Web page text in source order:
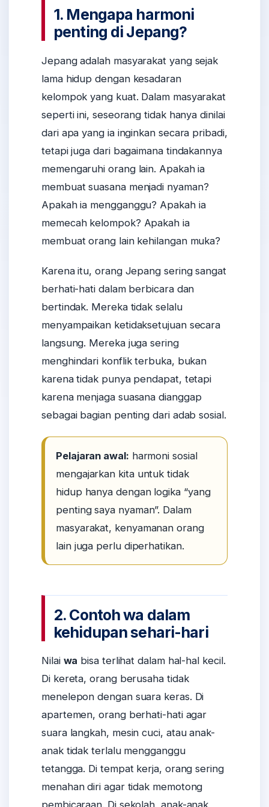
1. Mengapa harmoni
penting di Jepang?
Jepang adalah masyarakat yang sejak
lama hidup dengan kesadaran
kelompok yang kuat. Dalam masyarakat
seperti ini, seseorang tidak hanya dinilai
dari apa yang ia inginkan secara pribadi,
tetapi juga dari bagaimana tindakannya
memengaruhi orang lain. Apakah ia
membuat suasana menjadi nyaman?
Apakah ia mengganggu? Apakah ia
memecah kelompok? Apakah ia
membuat orang lain kehilangan muka?
Karena itu, orang Jepang sering sangat
berhati-hati dalam berbicara dan
bertindak. Mereka tidak selalu
menyampaikan ketidaksetujuan secara
langsung. Mereka juga sering
menghindari konflik terbuka, bukan
karena tidak punya pendapat, tetapi
karena menjaga suasana dianggap
sebagai bagian penting dari adab sosial.
Pelajaran awal: harmoni sosial
mengajarkan kita untuk tidak
hidup hanya dengan logika “yang
penting saya nyaman”. Dalam
masyarakat, kenyamanan orang
lain juga perlu diperhatikan.
2. Contoh wa dalam
kehidupan sehari-hari
Nilai wa bisa terlihat dalam hal-hal kecil.
Di kereta, orang berusaha tidak
menelepon dengan suara keras. Di
apartemen, orang berhati-hati agar
suara langkah, mesin cuci, atau anak-
anak tidak terlalu mengganggu
tetangga. Di tempat kerja, orang sering
menahan diri agar tidak memotong